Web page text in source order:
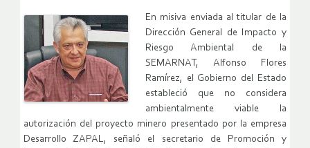
En misiva enviada al titular de la
Dirección General de Impacto y
Riesgo Ambiental de la
SEMARNAT, Alfonso Flores
Ramírez, el Gobierno del Estado
estableció que no considera
ambientalmente viable la
autorización del proyecto minero presentado por la empresa
Desarrollo ZAPAL, señaló el secretario de Promoción y